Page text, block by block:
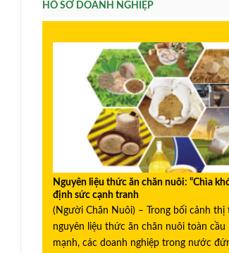
HỒ SƠ DOANH NGHIỆP
Nguyên liệu thức ăn chăn nuôi: “Chìa
định sức cạnh tranh
(Người Chăn Nuôi) – Trong bối cảnh thị
nguyên liệu thức ăn chăn nuôi toàn cầu
mạnh, các doanh nghiệp trong nước